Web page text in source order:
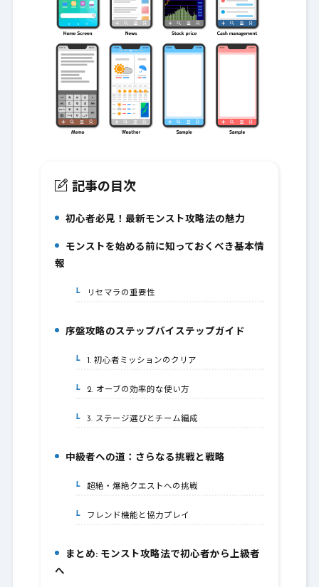
記事の目次
初心者必見！最新モンスト攻略法の魅力
モンストを始める前に知っておくべき基本情
報
2-1.リセマラの重要性
3.序盤攻略のステップバイステップガイド
3-1. 1. 初心者ミッションのクリア
3-2.2. オーブの効率的な使い方
3-3.3. ステージ選びとチーム編成
4.中級者への道：さらなる挑戦と戦略
4-1.超絶・爆絶クエストへの挑戦
4-2.フレンド機能と協力プレイ
まとめ: モンスト攻略法で初心者から上級者
へ